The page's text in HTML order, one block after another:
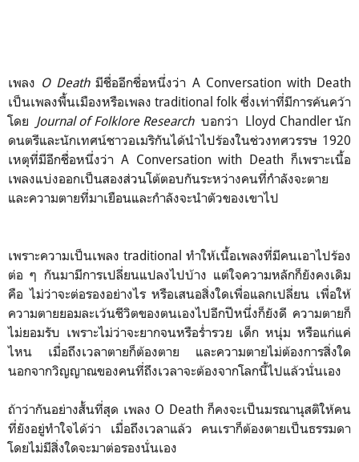
เพลง O Deathมีชื่ออีกชื่อหนึ่งว่า A Conversation with Death
เป็นเพลงพื้นเมืองหรือเพลง traditional folk ซึ่งเท่าที่มีการค้นคว้า
โดย Journal of Folklore Researchบอกว่า Lloyd Chandler นัก
ดนตรีและนักเทศน์ชาวอเมริกันได้นำไปร้องในช่วงทศวรรษ 1920
เหตุที่มีอีกชื่อหนึ่งว่า A Conversation with Death ก็เพราะเนื้อ
เพลงแบ่งออกเป็นสองส่วนโต้ตอบกันระหว่างคนที่กำลังจะตาย
และความตายที่มาเยือนและกำลังจะนำตัวของเขาไป
เพราะความเป็นเพลง traditional ทำให้เนื้อเพลงที่มีคนเอาไปร้อง
ต่อ ๆ กันมามีการเปลี่ยนแปลงไปบ้าง แต่ใจความหลักก็ยังคงเดิม
คือ ไม่ว่าจะต่อรองอย่างไร หรือเสนอสิ่งใดเพื่อแลกเปลี่ยน เพื่อให้
ความตายยอมละเว้นชีวิตของตนเองไปอีกปีหนึ่งก็ยังดี ความตายก็
ไม่ยอมรับ เพราะไม่ว่าจะยากจนหรือร่ำรวย เด็ก หนุ่ม หรือแก่แค่
ไหน เมื่อถึงเวลาตายก็ต้องตาย และความตายไม่ต้องการสิ่งใด
นอกจากวิญญาณของคนที่ถึงเวลาจะต้องจากโลกนี้ไปแล้วนั่นเอง
ถ้าว่ากันอย่างสั้นที่สุด เพลง O Death ก็คงจะเป็นมรณานุสติให้คน
ที่ยังอยู่ทำใจได้ว่า เมื่อถึงเวลาแล้ว คนเราก็ต้องตายเป็นธรรมดา
โดยไม่มีสิ่งใดจะมาต่อรองนั่นเอง